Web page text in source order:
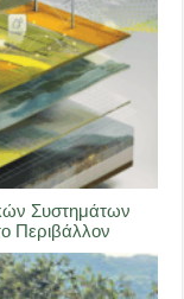
Συστημάτων
Περιβάλλον